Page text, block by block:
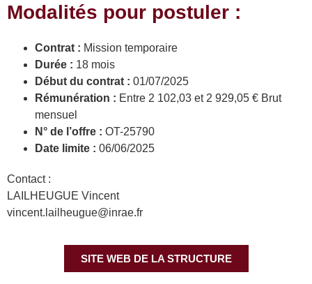
Modalités pour postuler :
Contrat : Mission temporaire
Durée : 18 mois
Début du contrat : 01/07/2025
Rémunération : Entre 2 102,03 et 2 929,05 € Brut
mensuel
N° de l’offre : OT-25790
Date limite : 06/06/2025
Contact :
LAILHEUGUE Vincent
vincent.lailheugue@inrae.fr
SITE WEB DE LA STRUCTURE